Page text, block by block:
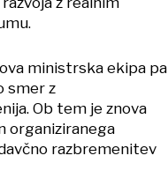
ministrska ekipa pa
smer z
Ob tem je znova
organiziranega
razbremenitev